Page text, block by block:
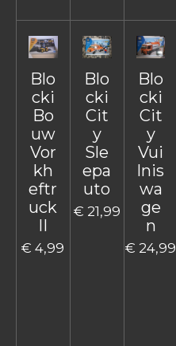
Blo
cki
Bo
uw
Vor
kh
eftr
uck
II
€ 4,99
Blo
cki
Cit
y
Sle
epa
uto
€ 21,99
Blo
cki
Cit
y
Vui
lnis
wa
ge
n
€ 24,99